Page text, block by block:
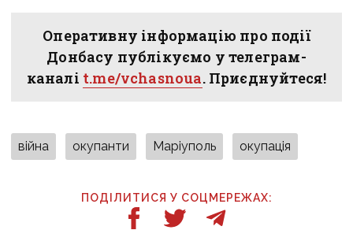
Оперативну інформацію про події
Донбасу публікуємо у телеграм-
каналі t.me/vchasnoua. Приєднуйтеся!
війна окупанти Маріуполь окупація
ПОДІЛИТИСЯ У СОЦМЕРЕЖАХ: